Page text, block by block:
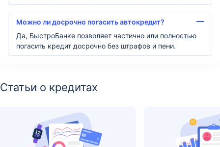
Можно ли досрочно погасить автокредит?
Да, БыстроБанке позволяет частично или полностью
погасить кредит досрочно без штрафов и пени.
Статьи о кредитах